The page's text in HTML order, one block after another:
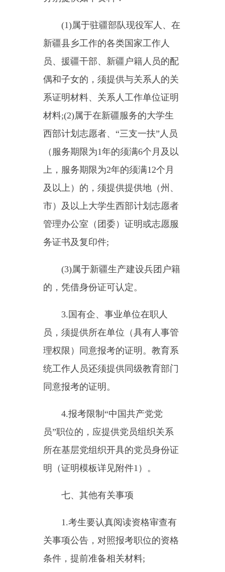
的，凭借身份证可认定。
3.国有企、事业单位在职人
员，须提供所在单位（具有人事管
理权限）同意报考的证明。教育系
统工作人员还须提供同级教育部门
同意报考的证明。
4.报考限制“中国共产党党
员”职位的，应提供党员组织关系
所在基层党组织开具的党员身份证
明（证明模板详见附件1）。
七、其他有关事项
1.考生要认真阅读资格审查有
关事项公告，对照报考职位的资格
条件，提前准备相关材料;
2.资格审查合格的考生，现场
3.无法到现场的考生可以委托
2）、受托人自己的身份证（含复
印件）及委托人的有关资料到现场
参加资格审查。
4.此次招录公务员各阶段的工
作安排与要求，将在“克州党建
网”（www.xjkzdj.cn）官网公示公
配合。
5.未尽事宜，按照《新疆维吾
尔自治区面向社会公开考试录用公